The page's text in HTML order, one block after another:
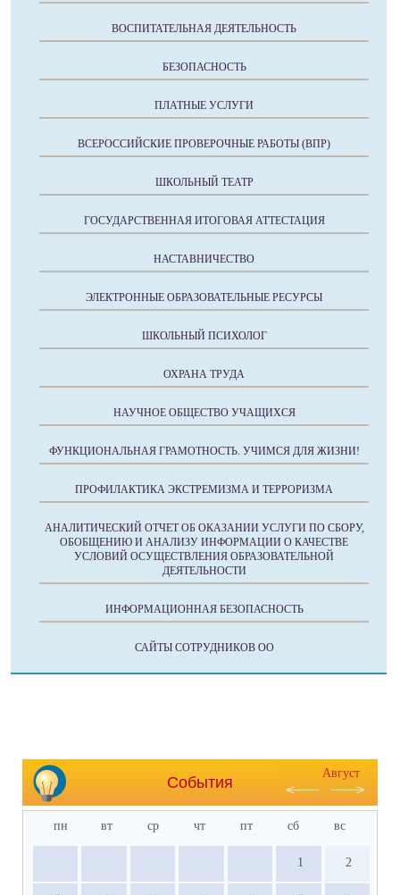
ВОСПИТАТЕЛЬНАЯ ДЕЯТЕЛЬНОСТЬ
БЕЗОПАСНОСТЬ
ПЛАТНЫЕ УСЛУГИ
ВСЕРОССИЙСКИЕ ПРОВЕРОЧНЫЕ РАБОТЫ (ВПР)
ШКОЛЬНЫЙ ТЕАТР
ГОСУДАРСТВЕННАЯ ИТОГОВАЯ АТТЕСТАЦИЯ
НАСТАВНИЧЕСТВО
ЭЛЕКТРОННЫЕ ОБРАЗОВАТЕЛЬНЫЕ РЕСУРСЫ
ШКОЛЬНЫЙ ПСИХОЛОГ
ОХРАНА ТРУДА
НАУЧНОЕ ОБЩЕСТВО УЧАЩИХСЯ
ФУНКЦИОНАЛЬНАЯ ГРАМОТНОСТЬ. УЧИМСЯ ДЛЯ ЖИЗНИ!
ПРОФИЛАКТИКА ЭКСТРЕМИЗМА И ТЕРРОРИЗМА
АНАЛИТИЧЕСКИЙ ОТЧЕТ ОБ ОКАЗАНИИ УСЛУГИ ПО СБОРУ,
ОБОБЩЕНИЮ И АНАЛИЗУ ИНФОРМАЦИИ О КАЧЕСТВЕ
УСЛОВИЙ ОСУЩЕСТВЛЕНИЯ ОБРАЗОВАТЕЛЬНОЙ
ДЕЯТЕЛЬНОСТИ
ИНФОРМАЦИОННАЯ БЕЗОПАСНОСТЬ
САЙТЫ СОТРУДНИКОВ ОО
События
Август
пн вт ср чт пт сб вс
1 2